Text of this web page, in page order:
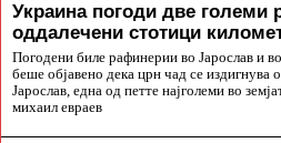
Украина погоди две големи
оддалечени стотици
Погодени биле рафинерии во Јарослав и
беше објавено дека црн чад се издигнува
Јарослав, една од петте најголеми во
михаил евраев